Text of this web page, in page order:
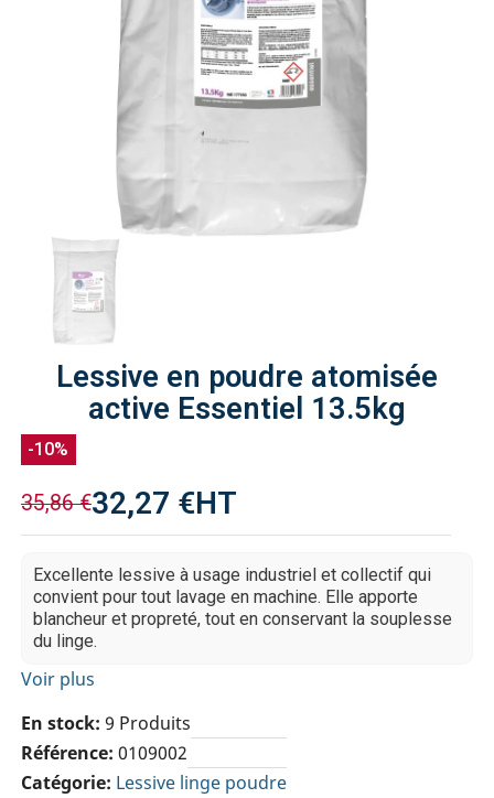
Lessive en poudre atomisée
active Essentiel 13.5kg
-10%
35,86 €32,27 €HT
Excellente lessive à usage industriel et collectif qui
convient pour tout lavage en machine. Elle apporte
blancheur et propreté, tout en conservant la souplesse
du linge.
Voir plus
En stock 9 Produits
Référence 0109002
Catégorie Lessive linge poudre